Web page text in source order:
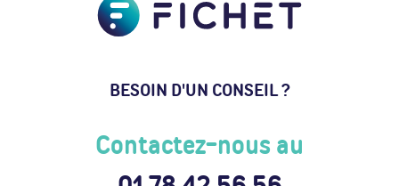
BESOIN D'UN CONSEIL ?
Contactez-nous au